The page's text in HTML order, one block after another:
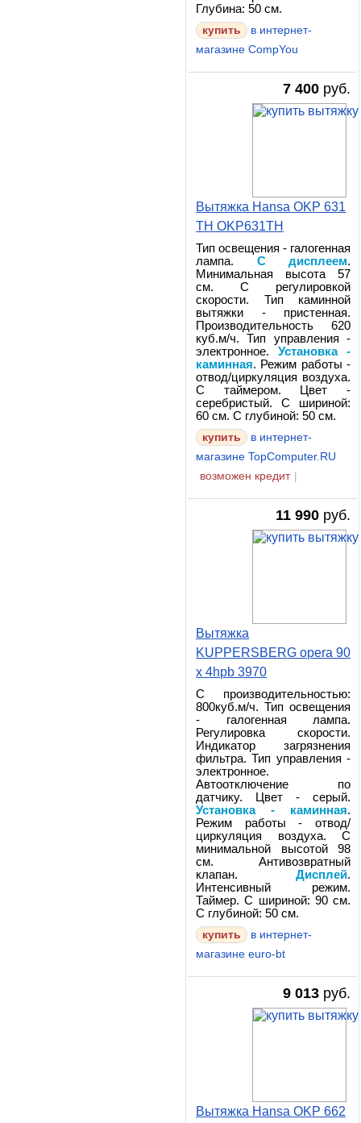
Глубина: 50 см.
в интернет-
магазине CompYou
7 400 руб.
Вытяжка Hansa OKP 631
TH OKP631TH
Тип освещения - галогенная
лампа. С дисплеем.
Минимальная высота 57
см. С регулировкой
скорости. Тип каминной
вытяжки - пристенная.
Производительность 620
куб.м/ч. Тип управления -
электронное.Установка -
каминная. Режим работы -
отвод/циркуляция воздуха.
С таймером. Цвет -
серебристый. С шириной:
60 см. С глубиной: 50 см.
в интернет-
магазине TopComputer.RU
возможен кредит
11 990 руб.
Вытяжка
KUPPERSBERG opera 90
x 4hpb 3970
С производительностью:
800куб.м/ч. Тип освещения
- галогенная лампа.
Регулировка скорости.
Индикатор загрязнения
фильтра. Тип управления -
электронное.
Автоотключение по
датчику. Цвет - серый.
Установка - каминная.
Режим работы - отвод/
циркуляция воздуха. С
минимальной высотой 98
см. Антивозвратный
клапан.Дисплей.
Интенсивный режим.
Таймер. С шириной: 90 см.
С глубиной: 50 см.
в интернет-
магазине euro-bt
9 013 руб.
Вытяжка Hansa OKP 662